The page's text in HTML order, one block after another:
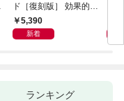
ド［復刻版］ 効果的な
ユースケースの書き方
5,390
新着
ランキング